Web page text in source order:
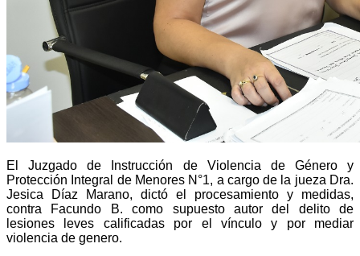
El Juzgado de Instrucción de Violencia de Género y
Protección Integral de Menores N°1, a cargo de la jueza Dra.
Jesica Díaz Marano, dictó el procesamiento y medidas,
contra Facundo B. como supuesto autor del delito de
lesiones leves calificadas por el vínculo y por mediar
violencia de genero.